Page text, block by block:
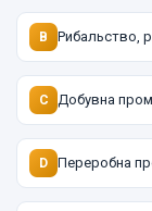
B Рибальство,
C Добувна
D Переробна